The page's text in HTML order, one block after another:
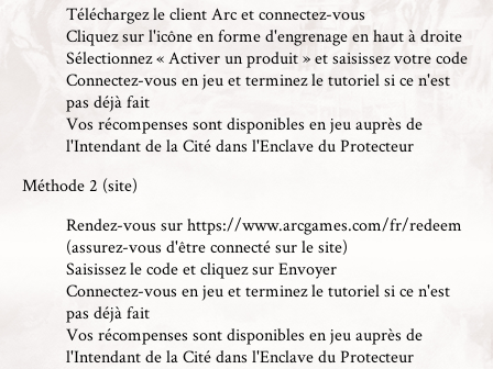
Téléchargez leclient Arc et connectez-vous
Cliquez sur l'icône en forme d'engrenage en haut à droite
Sélectionnez « Activer un produit » et saisissez votre code
Connectez-vous en jeu et terminez le tutoriel si ce n'est
pas déjà fait
Vos récompenses sont disponibles en jeu auprès de
l'Intendant de la Cité dans l'Enclave du Protecteur
Méthode 2 (site)
Rendez-vous surhttps://www.arcgames.com/fr/redeem
(assurez-vous d'être connecté sur le site)
Saisissez le code et cliquez sur Envoyer
Connectez-vous en jeu et terminez le tutoriel si ce n'est
pas déjà fait
Vos récompenses sont disponibles en jeu auprès de
l'Intendant de la Cité dans l'Enclave du Protecteur